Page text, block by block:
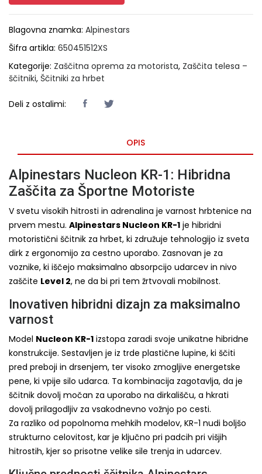
Blagovna znamka: Alpinestars
Šifra artikla: 650451512XS
Kategorije: Zaščitna oprema za motorista, Zaščita telesa –
ščitniki, Ščitniki za hrbet
Deli z ostalimi:
OPIS
Alpinestars Nucleon KR-1: Hibridna
Zaščita za Športne Motoriste
V svetu visokih hitrosti in adrenalina je varnost hrbtenice na
prvem mestu. Alpinestars Nucleon KR-1 je hibridni
motoristični ščitnik za hrbet, ki združuje tehnologijo iz sveta
dirk z ergonomijo za cestno uporabo. Zasnovan je za
voznike, ki iščejo maksimalno absorpcijo udarcev in nivo
zaščite Level 2, ne da bi pri tem žrtvovali mobilnost.
Inovativen hibridni dizajn za maksimalno
varnost
Model Nucleon KR-1 izstopa zaradi svoje unikatne hibridne
konstrukcije. Sestavljen je iz trde plastične lupine, ki ščiti
pred preboji in drsenjem, ter visoko zmogljive energetske
pene, ki vpije silo udarca. Ta kombinacija zagotavlja, da je
ščitnik dovolj močan za uporabo na dirkališču, a hkrati
dovolj prilagodljiv za vsakodnevno vožnjo po cesti.
Za razliko od popolnoma mehkih modelov, KR-1 nudi boljšo
strukturno celovitost, kar je ključno pri padcih pri višjih
hitrostih, kjer so prisotne velike sile trenja in udarcev.